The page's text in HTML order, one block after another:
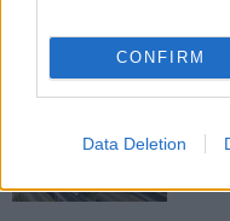
CONFIRM
Data Deletion